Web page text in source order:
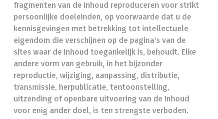
fragmenten van de Inhoud reproduceren voor strikt
persoonlijke doeleinden, op voorwaarde dat u de
kennisgevingen met betrekking tot intellectuele
eigendom die verschijnen op de pagina's van de
sites waar de Inhoud toegankelijk is, behoudt. Elke
andere vorm van gebruik, in het bijzonder
reproductie, wijziging, aanpassing, distributie,
transmissie, herpublicatie, tentoonstelling,
uitzending of openbare uitvoering van de Inhoud
voor enig ander doel, is ten strengste verboden.